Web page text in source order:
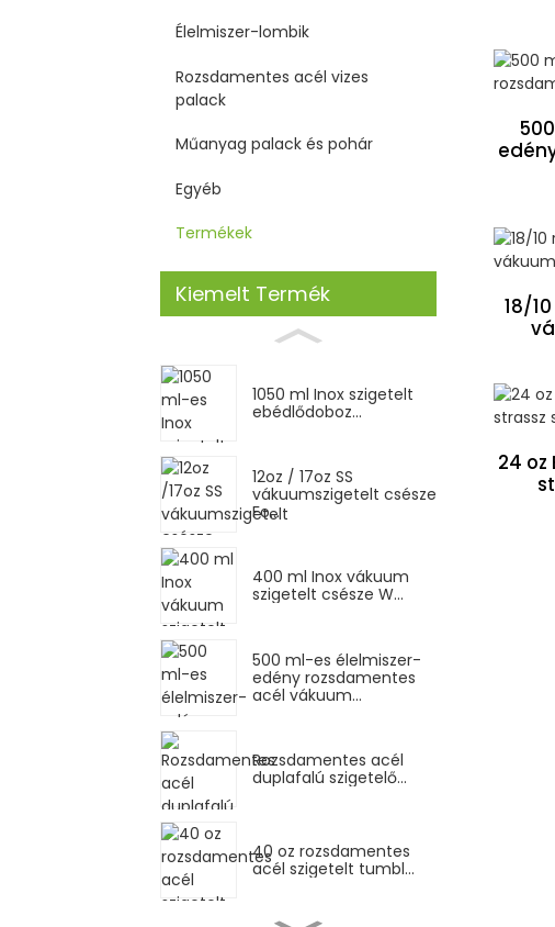
Élelmiszer-lombik
Rozsdamentes acél vizes
palack
Műanyag palack és pohár
Egyéb
Termékek
Kiemelt Termék
1050 ml Inox szigetelt
ebédlődoboz...
12oz / 17oz SS
vákuumszigetelt csésze
Fo...
400 ml Inox vákuum
szigetelt csésze W...
500 ml-es élelmiszer-
edény rozsdamentes
acél vákuum...
Rozsdamentes acél
duplafalú szigetelő...
40 oz rozsdamentes
acél szigetelt tumbl...
18/
24 oz